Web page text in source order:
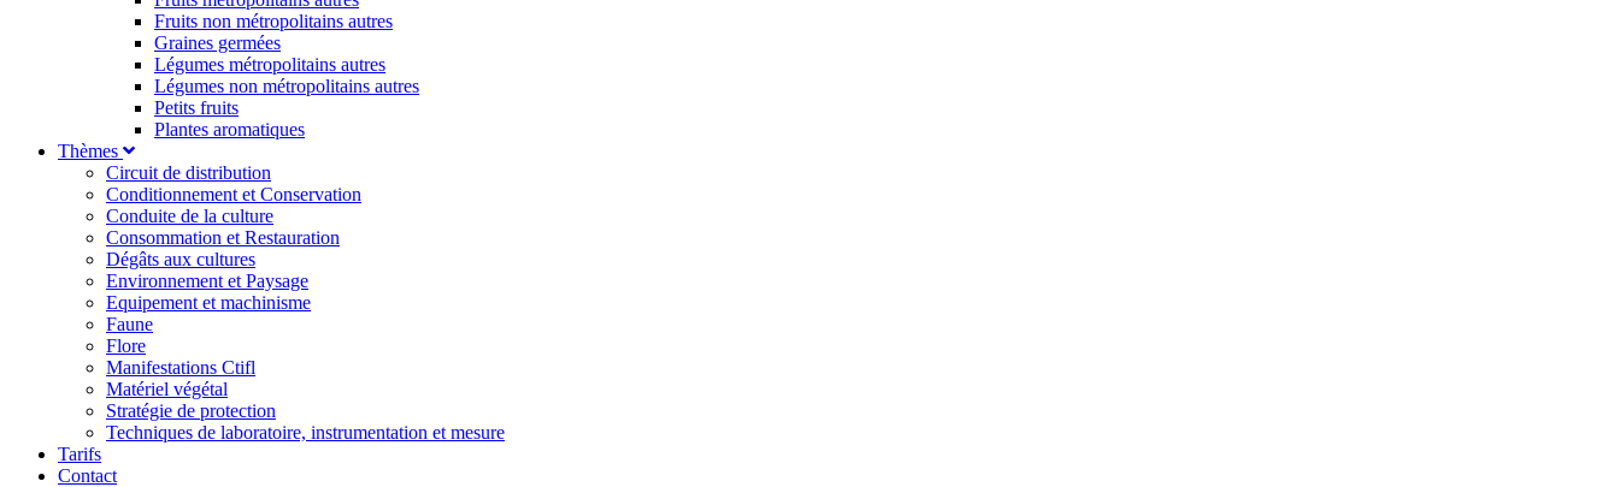
Fruits non métropolitains autres
Graines germées
Légumes métropolitains autres
Légumes non métropolitains autres
Petits fruits
Plantes aromatiques
Thèmes
Circuit de distribution
Conditionnement et Conservation
Conduite de la culture
Consommation et Restauration
Dégâts aux cultures
Environnement et Paysage
Equipement et machinisme
Faune
Flore
Manifestations Ctifl
Matériel végétal
Stratégie de protection
Techniques de laboratoire, instrumentation et mesure
Tarifs
Contact